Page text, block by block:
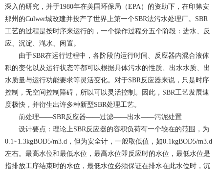
深入的研究，并于1980年在美国环保局（EPA）的资助下，在印第安
那州的Culwer城改建并投产了世界上第一个SBR法污水处理厂。SBR
工艺的过程是按时序来运行的，一个操作过程分五个阶段：进水、反
应、沉淀、滗水、闲置。
由于SBR在运行过程中，各阶段的运行时间、反应器内混合液体
积的变化以及运行状态等都可以根据具体污水的性质、出水水质、出
水质量与运行功能要求等灵活变化。对于SBR反应器来说，只是时序
控制，无空间控制障碍，所以可以灵活控制。因此，SBR工艺发展速
度极快，并衍生出许多种新型SBR处理工艺。
前处理——SBR反应器——过滤——出水——污泥处置
设计要点：理论上SBR反应器的容积负荷有一个较在的范围，为
0.1~1.3kgBOD5/m3.d，但为安全计，一般取低值，如0.1kgBOD5/m3.d
左右。最高水位和最低水位，最高水位即反应时的水位，最低水位是
指排放工序结束时的水位，最低水位必须保证在排水在此水位时，沉